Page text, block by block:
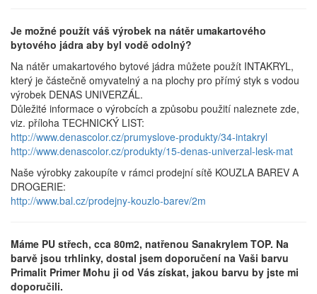
Je možné použít váš výrobek na nátěr umakartového
bytového jádra aby byl vodě odolný?
Na nátěr umakartového bytové jádra můžete použít INTAKRYL,
který je částečně omyvatelný a na plochy pro přímý styk s vodou
výrobek DENAS UNIVERZÁL.
Důležité informace o výrobcích a způsobu použití naleznete zde,
viz. příloha TECHNICKÝ LIST:
http://www.denascolor.cz/prumyslove-produkty/34-intakryl
http://www.denascolor.cz/produkty/15-denas-univerzal-lesk-mat
Naše výrobky zakoupíte v rámci prodejní sítě KOUZLA BAREV A
DROGERIE:
http://www.bal.cz/prodejny-kouzlo-barev/2m
Máme PU střech, cca 80m2, natřenou Sanakrylem TOP. Na
barvě jsou trhlinky, dostal jsem doporučení na Vaši barvu
Primalit Primer Mohu ji od Vás získat, jakou barvu by jste mi
doporučili.